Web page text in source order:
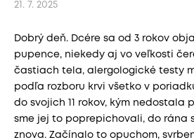
21. 7. 2025
Dobrý deň. Dcére sa od 3 rokov
pupence, niekedy aj vo veľkosti
častiach tela, alergologické testy
podľa rozboru krvi všetko v
do svojich 11 rokov, kým nedostala
sme jej to poprepichovali, do rána
znova. Začínalo to opuchom,